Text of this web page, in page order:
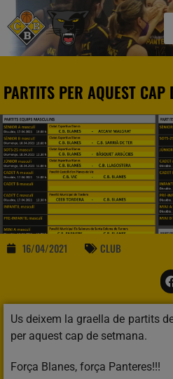
PARTITS PER AQUEST CAP
16/04/2021 CLUB
Us deixem la graella de partits
per aquest cap de setmana.
Força Blanes, força Panteres!!!